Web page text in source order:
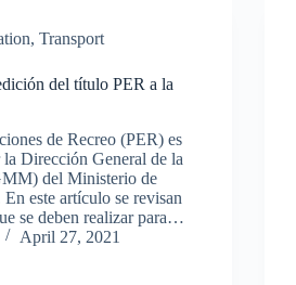
, Transport
del título PER a la
de Recreo (PER) es
Dirección General de la
del Ministerio de
este artículo se revisan
se deben realizar para…
April 27, 2021